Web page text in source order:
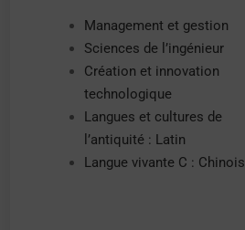
Management et gestion
Sciences de l’ingénieur
Création et innovation
technologique
Langues et cultures de
l’antiquité : Latin
Langue vivante C : Chinois